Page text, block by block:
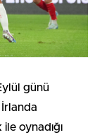
günü
oynadığı